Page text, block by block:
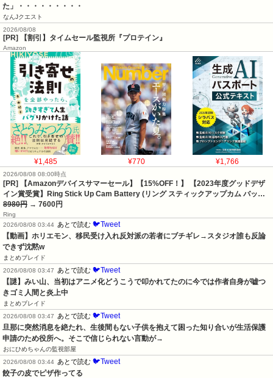
た」・・・・・・・・・
なんJクエスト
2026/08/08
[PR] 【割引】タイムセール監視所『プロテイン』
Amazon
¥1,485 ¥770 ¥1,766
2026/08/08 08:00時点
[PR] 【Amazonデバイスサマーセール】【15%OFF！】 【2023年度グッドデザ
イン賞受賞】Ring Stick Up Cam Battery (リング スティックアップカム バッ…
8980円 → 7600円
Ring
2026/08/08 03:44 あとで読む 🐦Tweet
【動画】ホリエモン、移民受け入れ反対派の若者にブチギレ→スタジオ誰も反論
できず沈黙w
まとめブレイド
2026/08/08 03:47
あとで読む 🐦Tweet
【謎】みい山、当初はアニメ化どうこうで叩かれてたのに今では作者自身が嘘つ
きゴミ人間と炎上中
まとめブレイド
2026/08/08 03:47
あとで読む 🐦Tweet
旦那に突然消息を絶たれ、生後間もない子供を抱えて困った知り合いが生活保護
申請のため役所へ。そこで信じられない言動が→
おにひめちゃんの監視部屋
2026/08/08 03:44 あとで読む 🐦Tweet
餃子の皮でピザ作ってる